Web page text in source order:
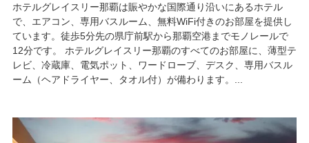
ホテルグレイスリー那覇は賑やかな国際通り沿いにあるホテル
で、エアコン、専用バスルーム、無料WiFi付きのお部屋を提供し
ています。徒歩5分先の県庁前駅から那覇空港までモノレールで
12分です。 ホテルグレイスリー那覇のすべてのお部屋に、薄型テ
レビ、冷蔵庫、電気ポット、ワードローブ、デスク、専用バスル
ーム（ヘアドライヤー、タオル付）が備わります。...